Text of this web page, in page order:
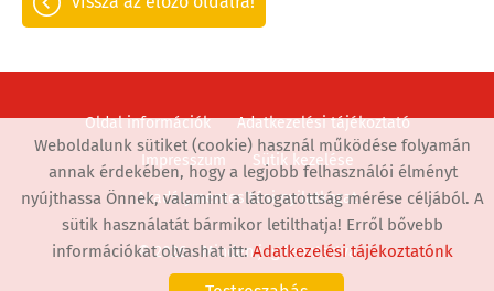
© 2026 - Minden jog fenntartva
Oldal információk
Adatkezelési tájékoztató
Impresszum
Sütik kezelése
Akadálymentesítési nyilatkozat
Weboldalunk sütiket (cookie) használ működése folyamán
annak érdekében, hogy a legjobb felhasználói élményt
nyújthassa Önnek, valamint a látogatottság mérése céljából. A
sütik használatát bármikor letilthatja! Erről bővebb
információkat olvashat itt:Adatkezelési tájékoztatónk